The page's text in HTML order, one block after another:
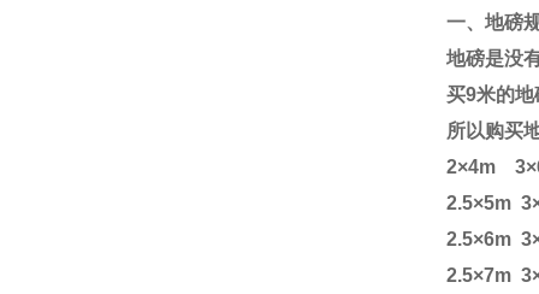
一、地磅
地磅是没
买9米的地
所以购买
2×4m 3×
2.5×5m 3
2.5×6m 3
2.5×7m 3